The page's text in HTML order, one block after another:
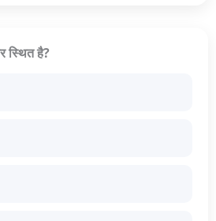
स्थित है?